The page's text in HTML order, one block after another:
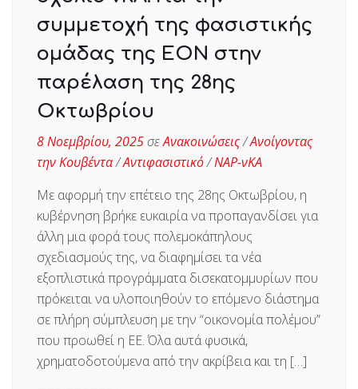
συμμετοχή της φασιστικής
ομάδας της ΕΟΝ στην
παρέλαση της 28ης
Οκτωβρίου
8 Νοεμβρίου, 2025σεΑνακοινώσεις/Ανοίγοντας
την Κουβέντα/Αντιφασιστικό/ΝΑΡ-νΚΑ
Με αφορμή την επέτειο της 28ης Οκτωβρίου, η
κυβέρνηση βρήκε ευκαιρία να προπαγανδίσει για
άλλη μια φορά τους πολεμοκάπηλους
σχεδιασμούς της, να διαφημίσει τα νέα
εξοπλιστικά προγράμματα δισεκατομμυρίων που
πρόκειται να υλοποιηθούν το επόμενο διάστημα
σε πλήρη σύμπλευση με την “οικονομία πολέμου”
που προωθεί η ΕΕ. Όλα αυτά φυσικά,
χρηματοδοτούμενα από την ακρίβεια και τη […]